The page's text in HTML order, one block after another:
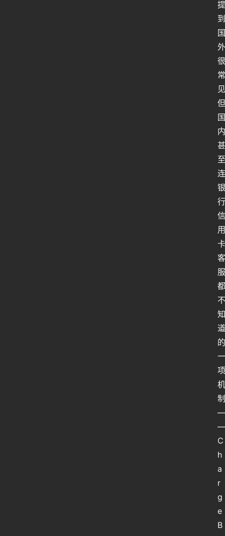
提
到
国
外
很
常
见
但
国
内
甚
至
连
银
行
信
用
卡
客
服
都
不
知
道
的
一
项
机
制
—
—
C
h
a
r
g
e
B